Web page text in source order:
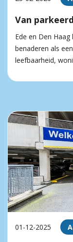
Van
Ede en Den
benaderen als
leefbaarheid,
01-12-2025